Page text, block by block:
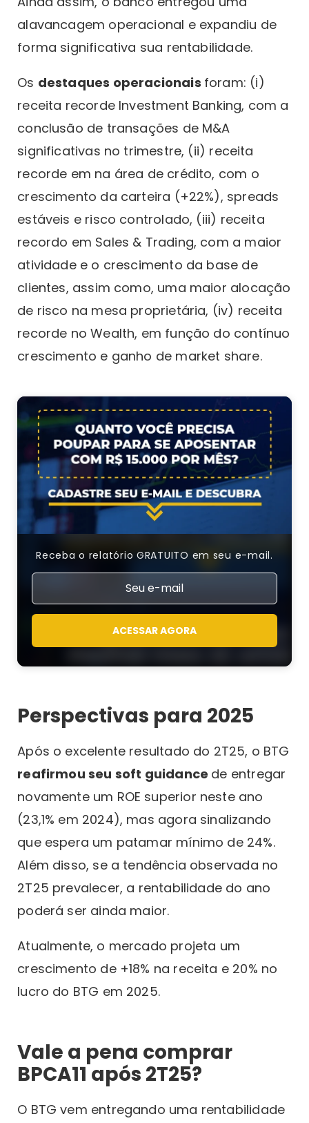
alavancagem operacional e expandiu de
forma significativa sua rentabilidade.
Os destaques operacionais foram: (i)
receita recorde Investment Banking, com a
conclusão de transações de M&A
significativas no trimestre, (ii) receita
recorde em na área de crédito, com o
crescimento da carteira (+22%), spreads
estáveis e risco controlado, (iii) receita
recordo em Sales & Trading, com a maior
atividade e o crescimento da base de
clientes, assim como, uma maior alocação
de risco na mesa proprietária, (iv) receita
recorde no Wealth, em função do contínuo
crescimento e ganho de market share.
Receba o relatório GRATUITO em seu e-mail.
ACESSAR AGORA
Perspectivas para 2025
Após o excelente resultado do 2T25, o BTG
reafirmou seu soft guidance de entregar
novamente um ROE superior neste ano
(23,1% em 2024), mas agora sinalizando
que espera um patamar mínimo de 24%.
Além disso, se a tendência observada no
2T25 prevalecer, a rentabilidade do ano
poderá ser ainda maior.
Atualmente, o mercado projeta um
crescimento de +18% na receita e 20% no
lucro do BTG em 2025.
Vale a pena comprar
BPCA11 após 2T25?
O BTG vem entregando uma rentabilidade